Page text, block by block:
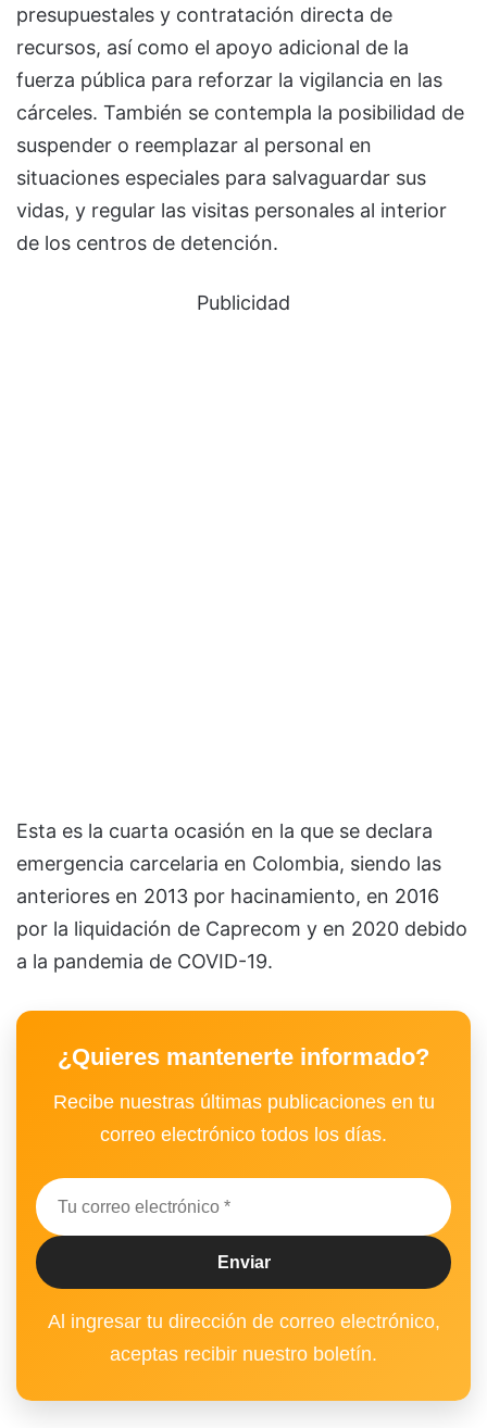
presupuestales y contratación directa de
recursos, así como el apoyo adicional de la
fuerza pública para reforzar la vigilancia en las
cárceles. También se contempla la posibilidad de
suspender o reemplazar al personal en
situaciones especiales para salvaguardar sus
vidas, y regular las visitas personales al interior
de los centros de detención.
Publicidad
Esta es la cuarta ocasión en la que se declara
emergencia carcelaria en Colombia, siendo las
anteriores en 2013 por hacinamiento, en 2016
por la liquidación de Caprecom y en 2020 debido
a la pandemia de COVID-19.
¿Quieres mantenerte informado?
Recibe nuestras últimas publicaciones en tu
correo electrónico todos los días.
Al ingresar tu dirección de correo electrónico,
aceptas recibir nuestro boletín.